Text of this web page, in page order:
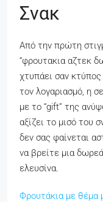
Σνακ
Από την πρώτη
“φρουτακια αζτεκ
χτυπάει σαν
τον λογαριασμό, η
με το “gift” της
αξίζει το μισό του
δεν σας φαίνεται
να βρείτε μια
ελευσίνα.
Φρουτάκια με θέμα